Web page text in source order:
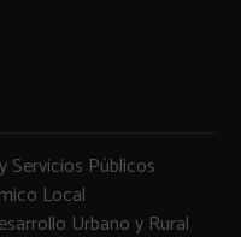
Servicios Públicos
Local
Urbano y Rural